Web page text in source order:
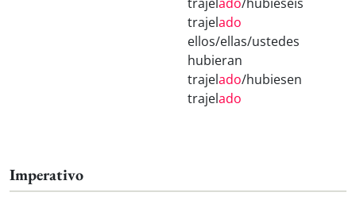
trajelado
ellos/ellas/ustedes
hubieran
trajelado/hubiesen
trajelado
Imperativo